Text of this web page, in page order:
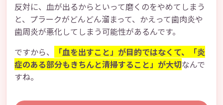
反対に、血が出るからといって磨くのをやめてしまう
と、プラークがどんどん溜まって、かえって歯肉炎や
歯周炎が悪化してしまう可能性があるんです。
ですから、
「血を出すこと」が目的ではなくて、「炎
症のある部分もきちんと清掃すること」が大切なんで
すね。